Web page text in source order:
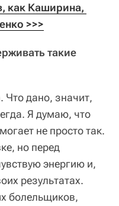
как Каширина,
>>>
такие
Что дано, значит,
Я думаю, что
не просто так.
но перед
энергию и,
результатах.
болельщиков,